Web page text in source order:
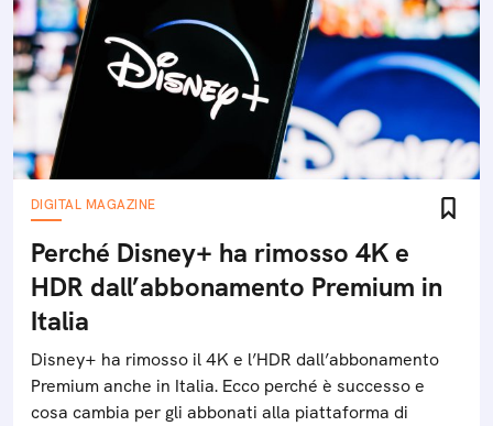
DIGITAL MAGAZINE
Perché Disney+ ha rimosso 4K e
HDR dall’abbonamento Premium in
Italia
Disney+ ha rimosso il 4K e l’HDR dall’abbonamento
Premium anche in Italia. Ecco perché è successo e
cosa cambia per gli abbonati alla piattaforma di